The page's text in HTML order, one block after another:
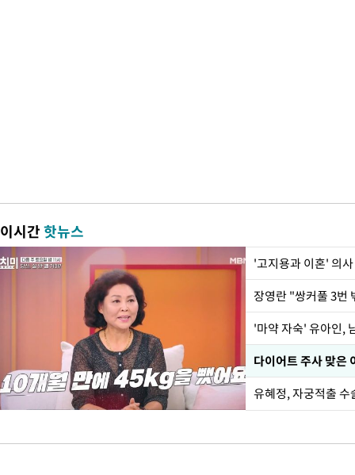
이시간핫뉴스
'고지용과 이혼' 의
'마약 자숙' 유아인,
유혜정, 자궁적출